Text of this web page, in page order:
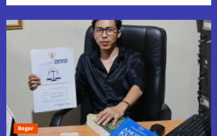
Bogor